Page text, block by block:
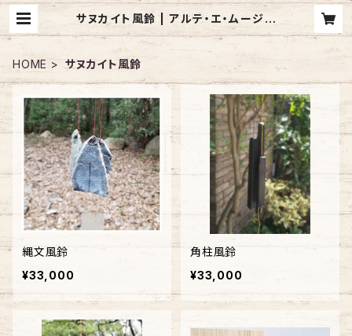
サヌカイト風鈴 | アルテ・エ・ムージカ
SHOP
HOME サヌカイト風鈴
縄文風鈴
¥33,000
角柱風鈴
¥33,000